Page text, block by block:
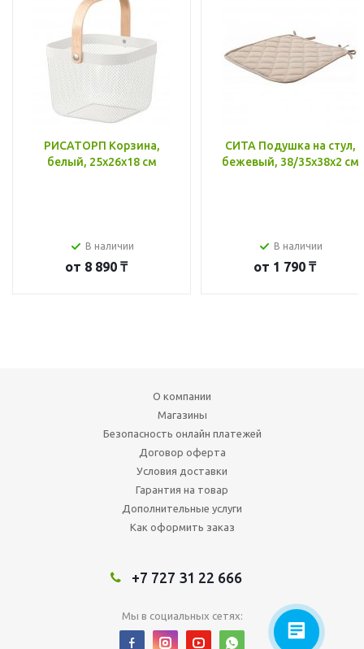
РИСАТОРП Корзина,
белый, 25x26x18 см
В наличии
от 8 890 ₸
СИТА Подушка на стул,
бежевый, 38/35x38x2 см
В наличии
от 1 790 ₸
О компании
Магазины
Безопасность онлайн платежей
Договор оферта
Условия доставки
Гарантия на товар
Дополнительные услуги
Как оформить заказ
+7 727 31 22 666
Мы в социальных сетях: